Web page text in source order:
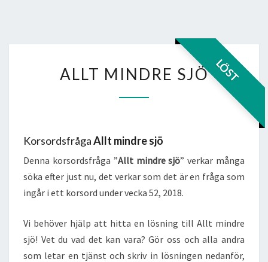
LÖST
MINDRE
ALLT MINDRE SJÖ
KorsordsfrågaAllt mindre sjö
Denna korsordsfråga ”Allt mindre sjö” verkar många
söka efter just nu, det verkar som det är en fråga som
ingår i ett korsord under vecka 52, 2018.
Vi behöver hjälp att hitta en lösning till Allt mindre
sjö! Vet du vad det kan vara? Gör oss och alla andra
som letar en tjänst och skriv in lösningen nedanför,